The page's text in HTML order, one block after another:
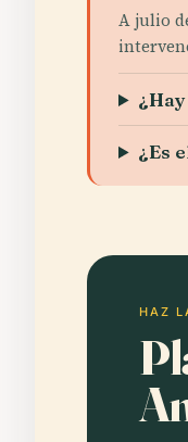
A julio
¿Es
HAZ